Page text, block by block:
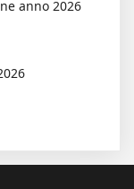
anno 2026